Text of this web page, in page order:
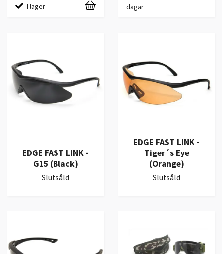
I lager
dagar
EDGE FAST LINK -
G15 (Black)
Slutsåld
EDGE FAST LINK -
Tiger´s Eye
(Orange)
Slutsåld